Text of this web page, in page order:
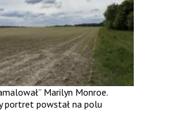
Marilyn Monroe.
portret powstał na polu